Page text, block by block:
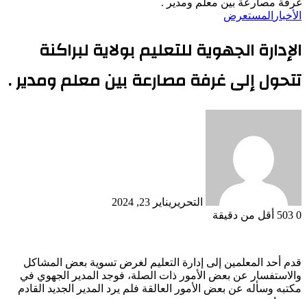
غرفة مصارعة بين معلم ومدير .
الأخبار المستعرض
الإدارة الجهوية للتعليم بولاية لبراكنة
تتحول إلى غرفة مصارعة بين معلم ومدير .
التحرير يناير 23, 2024
0
أقل من دقيقة
قدم أحد المعلمين إلى إدارة التعليم لغرض تسوية بعض المشاكل
والاستفسار عن بعض الأمور ذات الصلة، فوجد المدير الجهوي في
مكتبه وسأله عن بعض الأمور العالقة فلم يرد المدير الجديد القادم